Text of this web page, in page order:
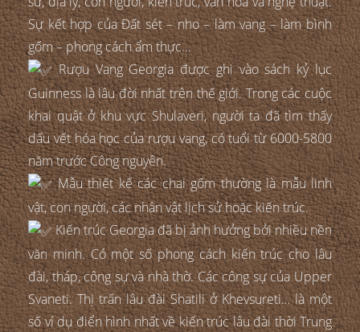
Sự kết hợp của Đất sét – nho – làm vang – làm bình
gốm – phong cách ẩm thực…
Rượu Vang Georgia được ghi vào sách kỷ lục
Guinness là lâu đời nhất trên thế giới. Trong các cuộc
khai quật ở khu vực Shulaveri, người ta đã tìm thấy
dấu vết hóa học của rượu vang, có tuổi từ 6000-5800
năm trước Công nguyên.
Mẫu thiết kế các chai gốm thường là mẫu linh
vật, con người, các nhân vật lịch sử hoặc kiến trúc.
Kiến trúc Georgia đã bị ảnh hưởng bởi nhiều nền
văn minh. Có một số phong cách kiến trúc cho lâu
đài, tháp, công sự và nhà thờ. Các công sự của Upper
Svaneti. Thị trấn lâu đài Shatili ở Khevsureti… là một
số ví dụ điển hình nhất về kiến trúc lâu đài thời Trung